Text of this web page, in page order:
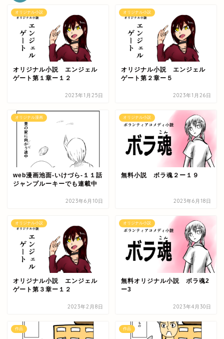
オリジナル小説
オリジナル小説 エンジェル
ゲート第１章ー１２
2023年1月25日
オリジナル小説
オリジナル小説 エンジェル
ゲート第２章ー５
2023年1月26日
オリジナル漫画
web漫画池面-いけづら-１１話
ジャンプルーキーでも連載中
2023年6月10日
オリジナル小説
無料小説 ボラ魂２ー１９
2023年6月18日
オリジナル小説
オリジナル小説 エンジェル
ゲート第３章ー１２
2023年2月8日
オリジナル小説
無料オリジナル小説 ボラ魂2
ー3
2023年4月30日
作品 作品